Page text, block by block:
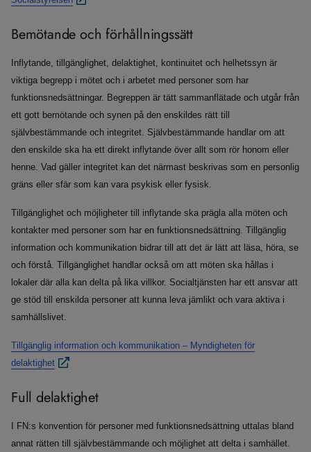
Bemötande och förhållningssätt
Inflytande, tillgänglighet, delaktighet, kontinuitet och helhetssyn är
viktiga begrepp i mötet och i arbetet med personer som har
funktionsnedsättningar. Begreppen är tätt sammanflätade och utgår från
ett gott bemötande och synen på den enskildes rätt till
självbestämmande och integritet. Självbestämmande handlar om att
den enskilde ska ha ett direkt inflytande över allt som rör honom eller
henne. Vad gäller integritet kan det närmast beskrivas som en personlig
gräns eller sfär som kan vara psykisk eller fysisk.
Tillgänglighet och möjligheter till inflytande ska prägla alla möten och
kontakter med personer som har en funktionsnedsättning. Tillgänglig
information och kommunikation bidrar till att det är lätt att läsa, höra, se
och förstå. Tillgänglighet handlar också om att möten ska hållas i
lokaler där alla kan delta på lika villkor. Socialtjänsten har ett ansvar att
ge stöd till enskilda personer att kunna leva jämlikt och vara aktiva i
samhällslivet.
Tillgänglig information och kommunikation – Myndigheten för
delaktighet
Full delaktighet
I FN:s konvention för personer med funktionsnedsättning uttalas bland
annat rätten till självbestämmande och möjlighet att delta i samhället.